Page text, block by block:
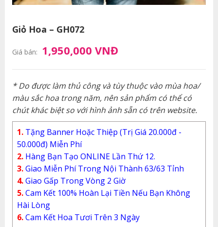
Giỏ Hoa – GH072
Giá bán: 1,950,000 VNĐ
* Do được làm thủ công và tùy thuộc vào mùa hoa/
màu sắc hoa trong năm, nên sản phẩm có thể có
chút khác biệt so với hình ảnh sẵn có trên website.
1. Tặng Banner Hoặc Thiệp (Trị Giá 20.000đ -
50.000đ) Miễn Phí
2. Hàng Bạn Tạo ONLINE Lần Thứ 12.
3.Giao Miễn Phí Trong Nội Thành 63/63 Tỉnh
4.Giao Gấp Trong Vòng 2 Giờ
5.Cam Kết 100% Hoàn Lại Tiền Nếu Bạn Không
Hài Lòng
6.Cam Kết Hoa Tươi Trên 3 Ngày